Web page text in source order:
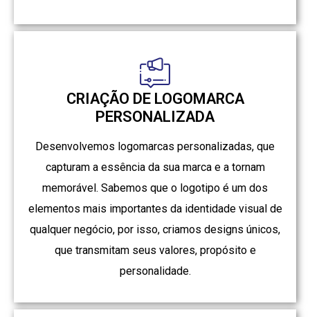
CRIAÇÃO DE LOGOMARCA
PERSONALIZADA
Desenvolvemos logomarcas personalizadas, que
capturam a essência da sua marca e a tornam
memorável. Sabemos que o logotipo é um dos
elementos mais importantes da identidade visual de
qualquer negócio, por isso, criamos designs únicos,
que transmitam seus valores, propósito e
personalidade.